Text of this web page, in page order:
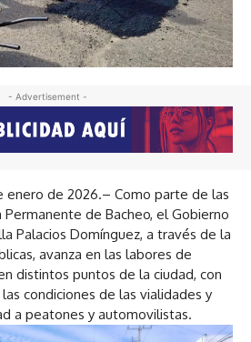
- Advertisement -
enero de 2026.– Como parte de las
de Bacheo, el Gobierno
Palacios Domínguez, a través de la
avanza en las labores de
distintos puntos de la ciudad, con
condiciones de las vialidades y
a peatones y automovilistas.